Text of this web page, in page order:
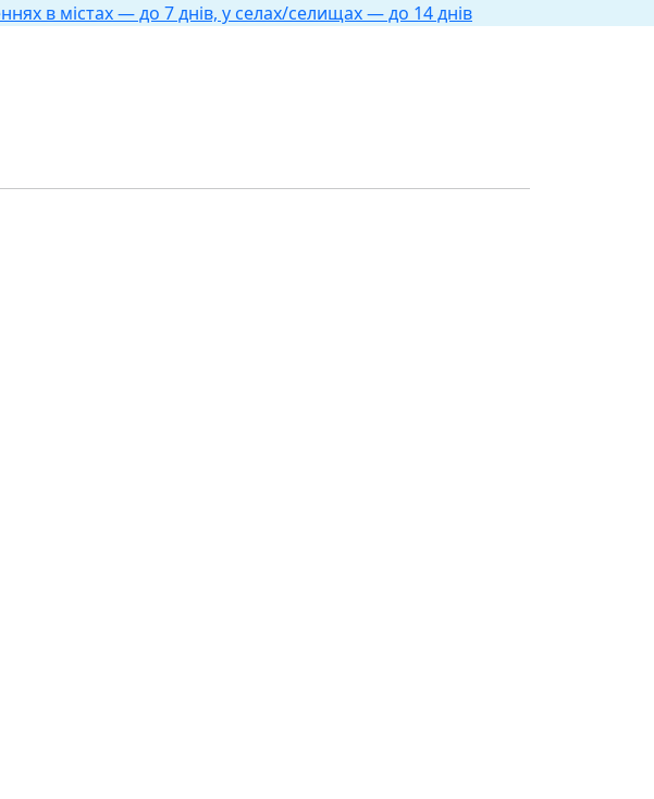
в містах — до 7 днів, у селах/селищах — до 14 днів